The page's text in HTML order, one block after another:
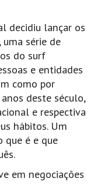
decidiu lançar os
série de
do surf
e entidades
como por
deste século,
e respectiva
hábitos. Um
que é e que
em negociações